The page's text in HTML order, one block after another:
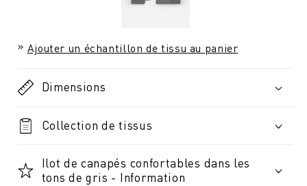
Ajouter un échantillon de tissu au panier
Dimensions
Collection de tissus
Ilot de canapés confortables dans les
tons de gris - Information